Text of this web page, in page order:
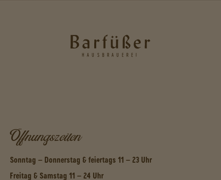
HAUSBRAUEREI
Öffnungszeiten
Sonntag – Donnerstag & feiertags 11 – 23 Uhr
Freitag & Samstag 11 – 24 Uhr